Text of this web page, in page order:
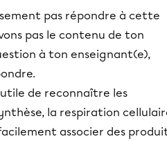
pas répondre à cette
pas le contenu de ton
à ton enseignant(e),
de reconnaître les
la respiration
associer des